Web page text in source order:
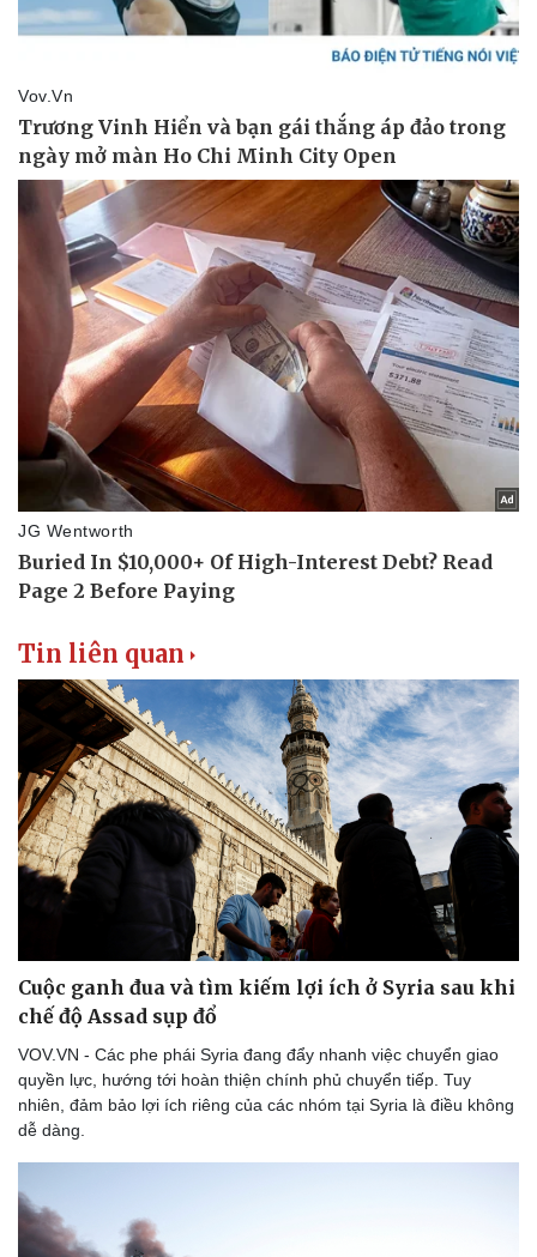
Tin liên quan
Cuộc ganh đua và tìm kiếm lợi ích ở Syria sau khi
chế độ Assad sụp đổ
VOV.VN - Các phe phái Syria đang đẩy nhanh việc chuyển giao
quyền lực, hướng tới hoàn thiện chính phủ chuyển tiếp. Tuy
nhiên, đảm bảo lợi ích riêng của các nhóm tại Syria là điều không
dễ dàng.